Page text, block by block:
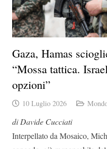
Gaza, Hamas
“Mossa tattica.
opzioni”
10 Luglio 2026
di Davide Cucciati
Interpellato da Mosaico,